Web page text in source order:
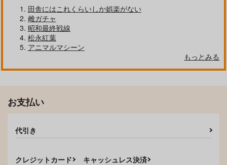
田舎にはこれくらいしか娯楽がない
雌ガチャ
昭和最終戦線
松永紅葉
アニマルマシーン
もっとみる
お支払い
代引き
クレジットカード キャッシュレス決済